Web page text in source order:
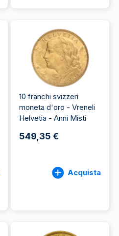
10 franchi svizzeri
moneta d'oro - Vreneli
Helvetia - Anni Misti
549,35 €
Acquista